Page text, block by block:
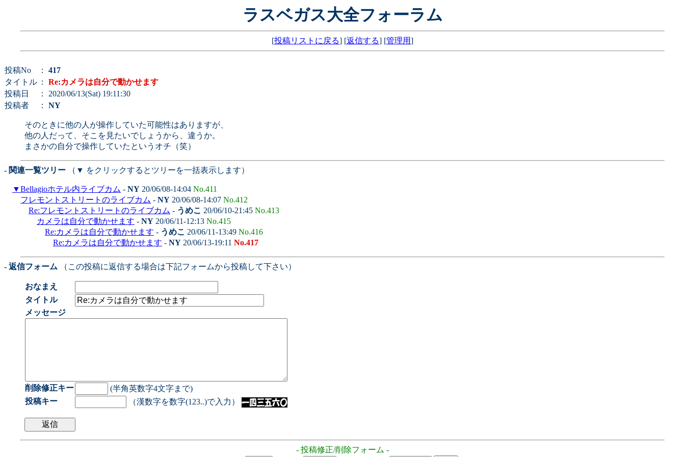
ラスベガス大全フォーラム
[投稿リストに戻る] [返信する] [管理用]
投稿No ： 417
タイトル ： Re:カメラは自分で動かせます
投稿日
： 2020/06/13(Sat) 19:11:30
投稿者
： NY
そのときに他の人が操作していた可能性はありますが、
他の人だって、そこを見たいでしょうから、違うか。
まさかの自分で操作していたというオチ（笑）
- 関連一覧ツリー （▼ をクリックするとツリーを一括表示します）
▼Bellagioホテル内ライブカム - NY 20/06/08-14:04 No.411
フレモントストリートのライブカム - NY 20/06/08-14:07 No.412
Re:フレモントストリートのライブカム - うめこ 20/06/10-21:45 No.413
カメラは自分で動かせます - NY 20/06/11-12:13 No.415
Re:カメラは自分で動かせます - うめこ 20/06/11-13:49 No.416
Re:カメラは自分で動かせます - NY 20/06/13-19:11 No.417
- 返信フォーム （この投稿に返信する場合は下記フォームから投稿して下さい）
おなまえ
タイトル
メッセージ
削除修正キー
(半角英数字4文字まで)
投稿キー
（漢数字を数字(123..)で入力）
- 投稿修正/削除フォーム -